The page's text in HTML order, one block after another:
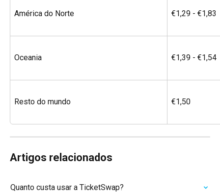
América do Norte €1,29 - €1,83
Oceania €1,39 - €1,54
Resto do mundo €1,50
Artigos relacionados
Quanto custa usar a TicketSwap?